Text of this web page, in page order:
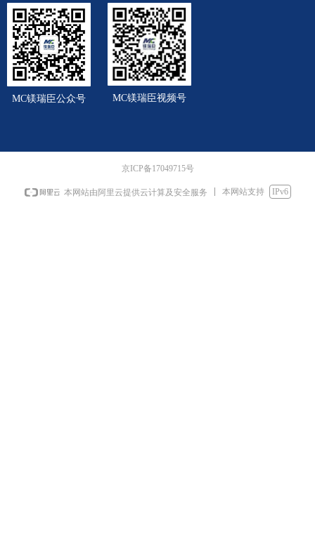
MC镁瑞臣公众号 MC镁瑞臣视频号
京ICP备17049715号
本网站由阿里云提供云计算及安全服务 本网站支持 IPv6